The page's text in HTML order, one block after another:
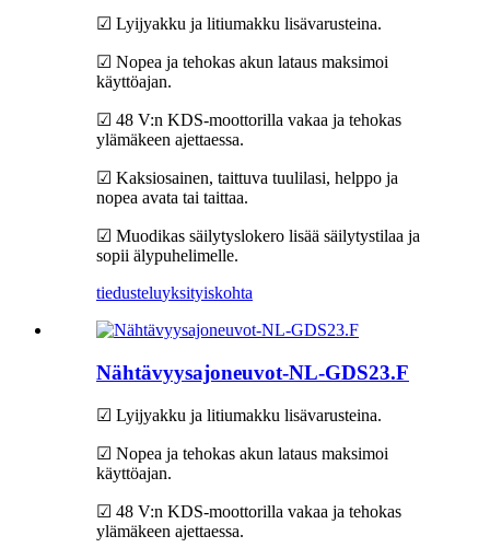
☑ Lyijyakku ja litiumakku lisävarusteina.
☑ Nopea ja tehokas akun lataus maksimoi
käyttöajan.
☑ 48 V:n KDS-moottorilla vakaa ja tehokas
ylämäkeen ajettaessa.
☑ Kaksiosainen, taittuva tuulilasi, helppo ja
nopea avata tai taittaa.
☑ Muodikas säilytyslokero lisää säilytystilaa ja
sopii älypuhelimelle.
tiedusteluyksityiskohta
Nähtävyysajoneuvot-NL-GDS23.F
☑ Lyijyakku ja litiumakku lisävarusteina.
☑ Nopea ja tehokas akun lataus maksimoi
käyttöajan.
☑ 48 V:n KDS-moottorilla vakaa ja tehokas
ylämäkeen ajettaessa.